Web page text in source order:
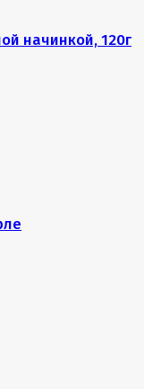
начинкой, 120г